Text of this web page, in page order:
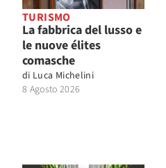
TURISMO
La fabbrica del lusso e
le nuove élites
comasche
di Luca Michelini
8 Agosto 2026